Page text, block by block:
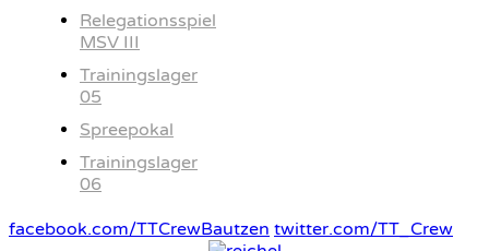
Relegationsspiel
MSV III
Trainingslager
05
Spreepokal
Trainingslager
06
facebook.com/TTCrewBautzen twitter.com/TT_Crew